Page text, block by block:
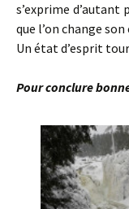
s’exprime
que l’on change
Un état d’esprit
Pour conclure